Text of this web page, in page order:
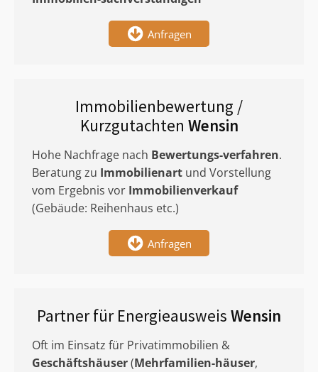
Anfragen
Immobilienbewertung /
Kurzgutachten Wensin
Hohe Nachfrage nach Bewertungs-verfahren.
Beratung zu Immobilienart und Vorstellung
vom Ergebnis vor Immobilienverkauf
(Gebäude: Reihenhaus etc.)
Anfragen
Partner für Energieausweis Wensin
Oft im Einsatz für Privatimmobilien &
Geschäftshäuser(Mehrfamilien-häuser,